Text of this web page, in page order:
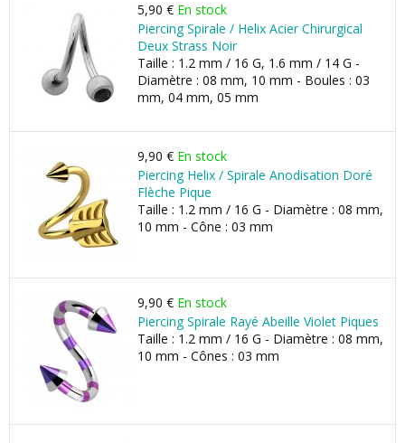
5,90 € En stock
Piercing Spirale / Helix Acier Chirurgical
Deux Strass Noir
Taille : 1.2 mm / 16 G, 1.6 mm / 14 G -
Diamètre : 08 mm, 10 mm - Boules : 03
mm, 04 mm, 05 mm
9,90 € En stock
Piercing Helix / Spirale Anodisation Doré
Flèche Pique
Taille : 1.2 mm / 16 G - Diamètre : 08 mm,
10 mm - Cône : 03 mm
9,90 € En stock
Piercing Spirale Rayé Abeille Violet Piques
Taille : 1.2 mm / 16 G - Diamètre : 08 mm,
10 mm - Cônes : 03 mm